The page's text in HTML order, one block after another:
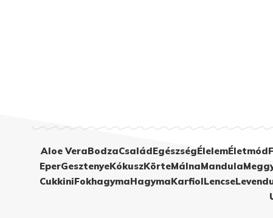
Aloe VeraBodzaCsaládEgészségÉlelemÉletmód
EperGesztenyeKókuszKörteMálnaMandula
CukkiniFokhagymaHagymaKarfiolLencse